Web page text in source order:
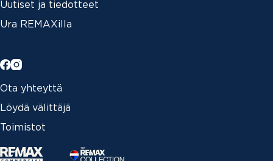
Uutiset ja tiedotteet
Ura REMAXilla
Ota yhteyttä
Löydä välittäjä
Toimistot